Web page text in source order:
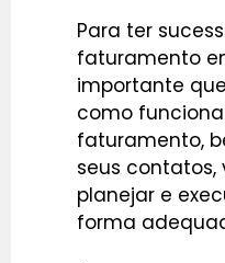
Para ter
faturamento
importante
como
faturamento,
seus contatos,
planejar e
forma